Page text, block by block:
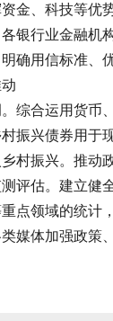
金、科技等优
银行业金融机
确用信标准、
。综合运用货
振兴债券用于
村振兴。推动
测评估。建立
点领域的统计
媒体加强政策